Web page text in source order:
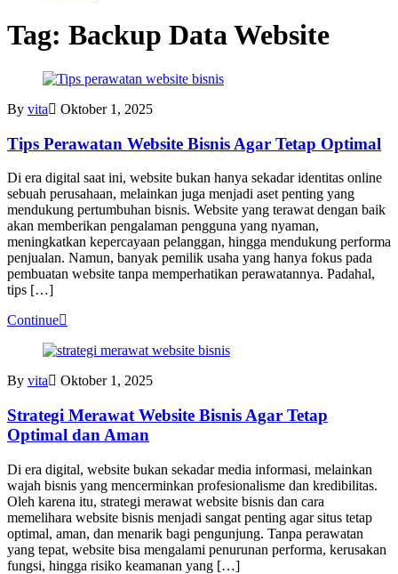
Tag: Backup Data Website
By vita Oktober 1, 2025
Tips Perawatan Website Bisnis Agar Tetap Optimal
Di era digital saat ini, website bukan hanya sekadar identitas online
sebuah perusahaan, melainkan juga menjadi aset penting yang
mendukung pertumbuhan bisnis. Website yang terawat dengan baik
akan memberikan pengalaman pengguna yang nyaman,
meningkatkan kepercayaan pelanggan, hingga mendukung performa
penjualan. Namun, banyak pemilik usaha yang hanya fokus pada
pembuatan website tanpa memperhatikan perawatannya. Padahal,
tips […]
Continue
By vita Oktober 1, 2025
Strategi Merawat Website Bisnis Agar Tetap
Optimal dan Aman
Di era digital, website bukan sekadar media informasi, melainkan
wajah bisnis yang mencerminkan profesionalisme dan kredibilitas.
Oleh karena itu, strategi merawat website bisnis dan cara
memelihara website bisnis menjadi sangat penting agar situs tetap
optimal, aman, dan menarik bagi pengunjung. Tanpa perawatan
yang tepat, website bisa mengalami penurunan performa, kerusakan
fungsi, hingga risiko keamanan yang […]